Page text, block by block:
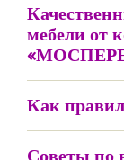
мебели от
Как
Советы по